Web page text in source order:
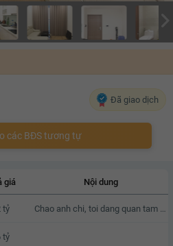
Đã giao dịch
các BĐS tương tự
giá Nội dung
tỷ
tỷ